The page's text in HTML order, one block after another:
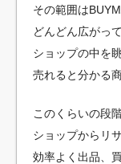
その範囲は
どんどん広がっ
ショップの中を
売れると分かる
このくらいの段
ショップからリ
効率よく出品、